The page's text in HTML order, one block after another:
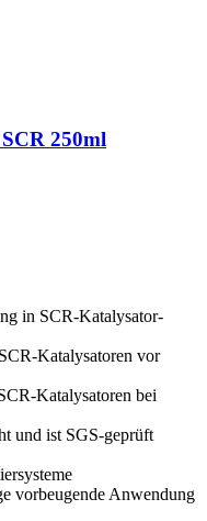
250ml
in SCR-Katalysator-
Katalysatoren vor
Katalysatoren bei
und ist SGS-geprüft
vorbeugende Anwendung